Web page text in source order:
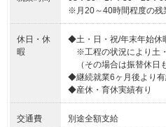
※月20～40時間程度の残
休日・休
暇
◆土・日・祝/年末年始休
※工程の状況により土
（その場合は振替休日
◆継続就業6ヶ月後より
◆産休・育休実績有り
交通費 別途全額支給